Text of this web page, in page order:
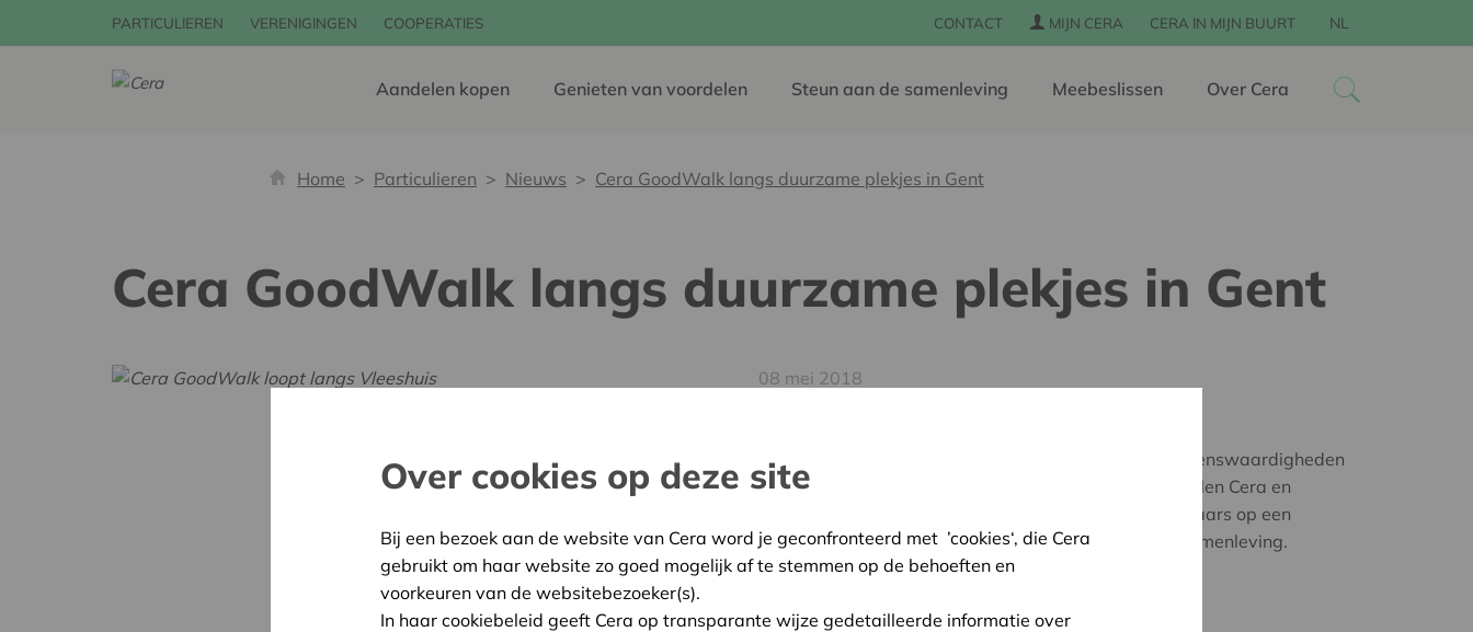
PARTICULIEREN VERENIGINGEN COOPERATIES CONTACT MIJN CERA CERA IN MIJN BUURT NL
Aandelen kopen Genieten van voordelen Steun aan de samenleving Meebeslissen Over Cera
Home Particulieren Nieuws Cera GoodWalk langs duurzame plekjes in Gent
Cera GoodWalk langs duurzame plekjes in Gent
08 mei 2018
Deze unieke wandelzoektocht zet naast culturele bezienswaardigheden
ook duurzame stedelijke initiatieven in de kijker. Zo willen Cera en
GoodPlanet een breed publiek bereiken en de wandelaars op een
toegankelijke manier inspireren voor een duurzame samenleving.
Over cookies op deze site
Bij een bezoek aan de website van Cera word je geconfronteerd met ’cookies‘, die Cera
gebruikt om haar website zo goed mogelijk af te stemmen op de behoeften en
voorkeuren van de websitebezoeker(s).
In haar cookiebeleid geeft Cera op transparante wijze gedetailleerde informatie over